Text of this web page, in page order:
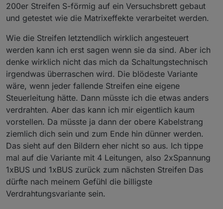
wled.0
2023-01-17 21:02:53.344 warn State attribute
200er Streifen S-förmig auf ein Versuchsbrett gebaut
und getestet wie die Matrixeffekte verarbeitet werden.
Wie die Streifen letztendlich wirklich angesteuert
werden kann ich erst sagen wenn sie da sind. Aber ich
denke wirklich nicht das mich da Schaltungstechnisch
irgendwas überraschen wird. Die blödeste Variante
wäre, wenn jeder fallende Streifen eine eigene
Steuerleitung hätte. Dann müsste ich die etwas anders
verdrahten. Aber das kann ich mir eigentlich kaum
vorstellen. Da müsste ja dann der obere Kabelstrang
ziemlich dich sein und zum Ende hin dünner werden.
Das sieht auf den Bildern eher nicht so aus. Ich tippe
mal auf die Variante mit 4 Leitungen, also 2xSpannung
1xBUS und 1xBUS zurück zum nächsten Streifen Das
dürfte nach meinem Gefühl die billigste
Verdrahtungsvariante sein.